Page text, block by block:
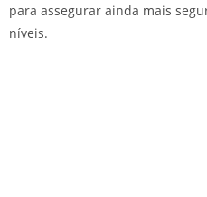
para assegurar ainda mais
níveis.